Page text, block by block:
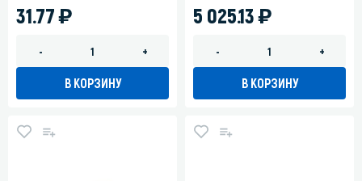
31.77)
- +
В КОРЗИНУ
5 025.13)
- +
В КОРЗИНУ